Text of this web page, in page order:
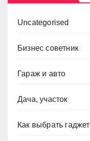
Uncategorised
Бизнес советник
Гараж и авто
Дача, участок
Как выбрать гаджет